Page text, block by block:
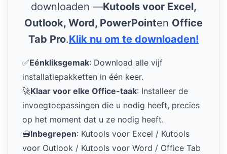
downloaden —Kutools voor Excel,
Outlook, Word, PowerPointen Office
Tab Pro.Klik nu om te downloaden!
✅Eénkliksgemak: Download alle vijf
installatiepakketten in één keer.
🚀Klaar voor elke Office-taak: Installeer de
invoegtoepassingen die u nodig heeft, precies
op het moment dat u ze nodig heeft.
🧰Inbegrepen: Kutools voor Excel / Kutools
voor Outlook / Kutools voor Word / Office Tab